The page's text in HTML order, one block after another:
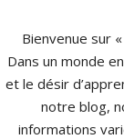
Bienvenue sur
Dans un monde
et le désir
notre blog,
informations